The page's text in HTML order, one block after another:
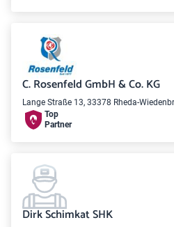
C. Rosenfeld GmbH & Co. KG
Lange Straße 13, 33378 Rheda-
Top
Partner
Dirk Schimkat SHK